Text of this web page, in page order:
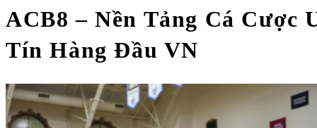
ACB8 – Nền Tảng Cá Cược
Tín Hàng Đầu VN